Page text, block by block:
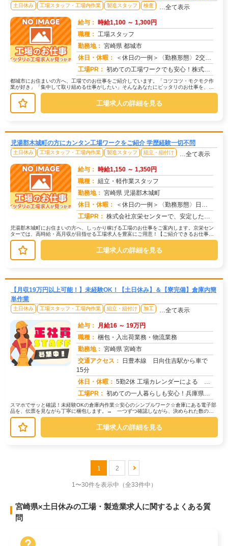
土日休み 工場スタッフ・工場内作業 製造スタッフ 検査 …全て表示
給与： 時給1,100 ～ 1,300円
職種： 工場スタッフ
勤務地： 宮崎県 都城市
休日・休暇：
＜休日の一例＞〈勤務形態〉2交替〈休日〉土日★ＧＷ・夏季・冬季・年末年始休暇あり★有給休暇あり※配属先により休日・...
工場PR： 初めての工場ワークでも安心！株式会社京栄センターなら、全国各地の豊富なお仕事の中から、あなたにぴったりの環境が見つ...
都城市にお住まいの方へ、工場でのお仕事をご紹介しています。「コツコツ・モクモク作
業が好き」「集中して取り組める仕事がしたい」そんなあなたにピッタリのお仕事を、京
栄センターがご紹介します。☆たとえ...
工場求人の詳細を見る
児湯郡木城町の方にカンタン工場ワークをご紹介 学歴経験一切不問
土日休み 工場スタッフ・工場内作業 製造スタッフ 組立・組付け …全て表示
給与： 時給1,150 ～ 1,350円
職種： 組立・軽作業スタッフ
勤務地： 宮崎県 児湯郡木城町
休日・休暇：
＜休日の一例＞〈勤務形態〉日勤〈休日〉土日★ＧＷ・夏季・冬季・年末年始休暇あり★有給休暇あり※配属先により休日・勤...
工場PR： 株式会社京栄センターで、安定した暮らしを手に入れませんか？☆家具付き寮がすぐに利用可能！→ 敷金・礼金・鍵交換代も...
児湯郡木城町にお住まいの方へ、しっかり稼げる工場のお仕事をご案内します。京栄セン
ターでは、高時給・高月収が目指せる工場求人を豊富にご用意！【ご紹介できるお仕事の
一例】◇ 製造ラインでの組立・加工...
工場求人の詳細を見る
【月収19万円以上可能！】未経験OK！【土日休み】＆【寮完備】倉庫内簡
単作業
土日休み 工場スタッフ・工場内作業 組立・組付け 加工 …全て表示
給与： 月給16 ～ 19万円
職種： 梱包・入出荷業務・物流業務
勤務地： 宮崎県 宮崎市
交通アクセス：
日豊本線 日向住吉駅から車で
15分
休日・休暇： 5勤2休 工場カレンダーによる GW、お盆、年末年始有り
工場PR： 初めての一人暮らしも安心！兵庫県で新しい生活を始めませんか？☆日勤のみの勤務で、体調管理もバッチリ！→夜ぐっすり眠...
スマホでサッと確認！未経験OKの倉庫内作業☆安心のシンプルワーク☆倉庫にある電子部
品を、伝票を見ながら丁寧に梱包します。→ 一つずつ確認しながら、決められた数のパ
レットに詰めていきます。→ 台車...
工場求人の詳細を見る
1 2
1〜30件を表示中 （全33件中）
宮崎県×土日休みの工場・製造業求人に関するよくある質
問